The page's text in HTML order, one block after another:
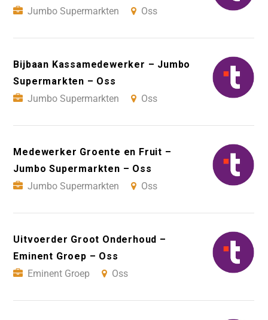
Jumbo Supermarkten
Oss
Bijbaan Kassamedewerker – Jumbo
Supermarkten – Oss
Jumbo Supermarkten
Oss
Medewerker Groente en Fruit –
Jumbo Supermarkten – Oss
Jumbo Supermarkten
Oss
Uitvoerder Groot Onderhoud –
Eminent Groep – Oss
Eminent Groep
Oss